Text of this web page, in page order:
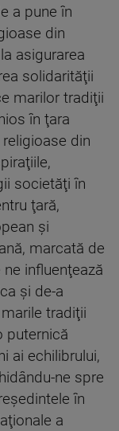
a pune în
din
asigurarea
solidarităţii
marilor tradiţii
în ţara
din
societăţi în
ţară,
şi
marcată de
influenţează
şi de-a
tradiţii
puternică
ai echilibrului,
ne spre
în
a